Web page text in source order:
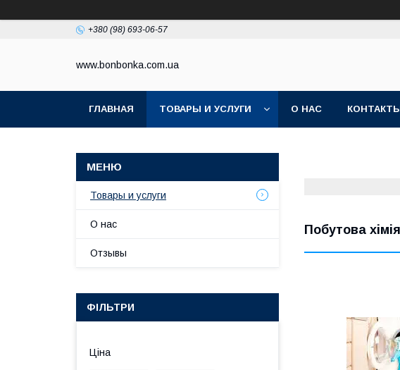
+380 (98) 693-06-57
www.bonbonka.com.ua
ГЛАВНАЯ ТОВАРЫ И УСЛУГИ О НАС
Побутова
Товары и услуги
О нас
Отзывы
ФІЛЬТРИ
Ціна